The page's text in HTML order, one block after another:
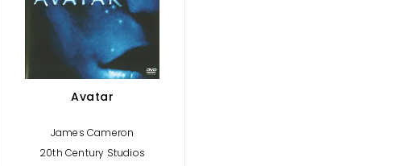
Avatar
James Cameron
20th Century Studios